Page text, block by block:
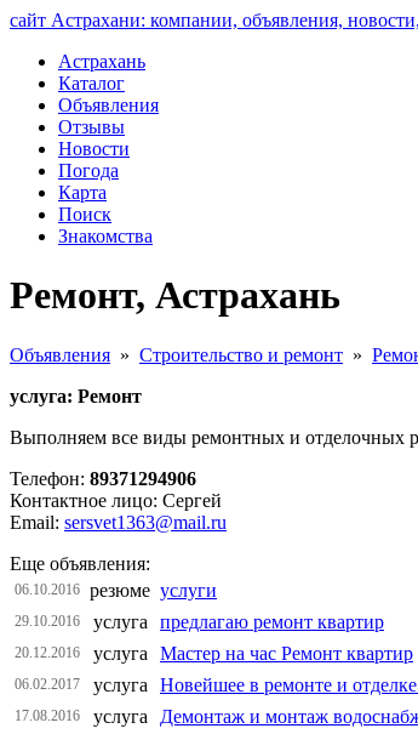
сайт Астрахани: компании, объявления,
Астрахань
Каталог
Объявления
Отзывы
Новости
Погода
Карта
Поиск
Знакомства
Ремонт, Астрахань
Объявления » Строительство и ремонт »
услуга: Ремонт
Выполняем все виды ремонтных и отделочных
Телефон: 89371294906
Контактное лицо: Сергей
Email: sersvet1363@mail.ru
Еще объявления:
06.10.2016 резюме услуги
29.10.2016 услуга предлагаю ремонт квартир
20.12.2016 услуга Мастер на час Ремонт квартир
06.02.2017 услуга Новейшее в ремонте и
17.08.2016 услуга Демонтаж и монтаж